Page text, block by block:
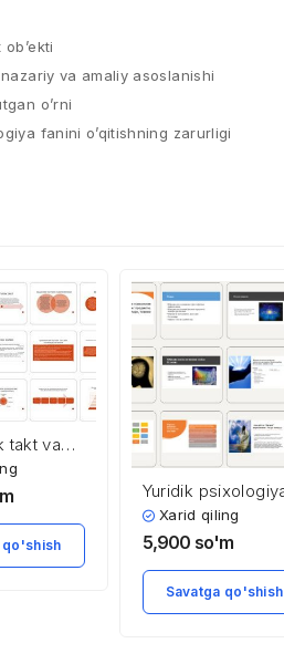
va amaliy asoslanishi
o’rni
fanini o’qitishning zarurligi
takt va
qo'shish
Yuridik
fanining predmeti,
vazifalari, tizimi
Xarid qiling
5,900 so'm
Savatga qo'shish